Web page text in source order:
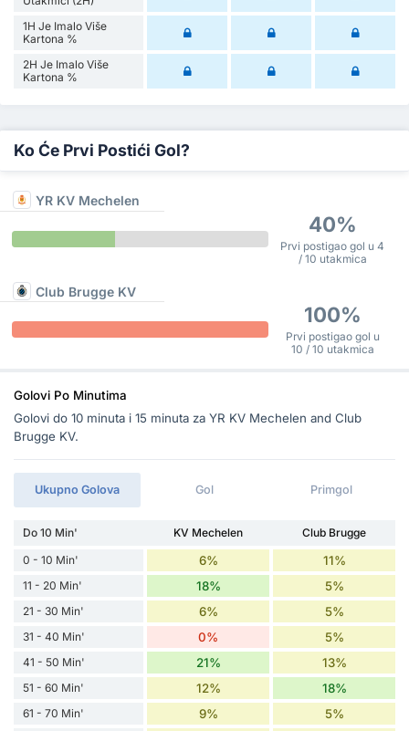
1H Je Imalo Više
Kartona %
2H Je Imalo Više
Kartona %
Ko Će Prvi Postići Gol?
YR KV Mechelen
40%
Prvi postigao gol u 4
/ 10 utakmica
Club Brugge KV
100%
Prvi postigao gol u
10 / 10 utakmica
Golovi Po Minutima
Golovi do 10 minuta i 15 minuta za YR KV Mechelen and Club
Brugge KV.
Ukupno Golova Gol Primgol
Do 10 Min' KV Mechelen
Club Brugge
0 - 10 Min'
6% 11%
11 - 20 Min' 18% 5%
21 - 30 Min' 6% 5%
31 - 40 Min' 0% 5%
41 - 50 Min' 21% 13%
51 - 60 Min' 12% 18%
61 - 70 Min' 9% 5%